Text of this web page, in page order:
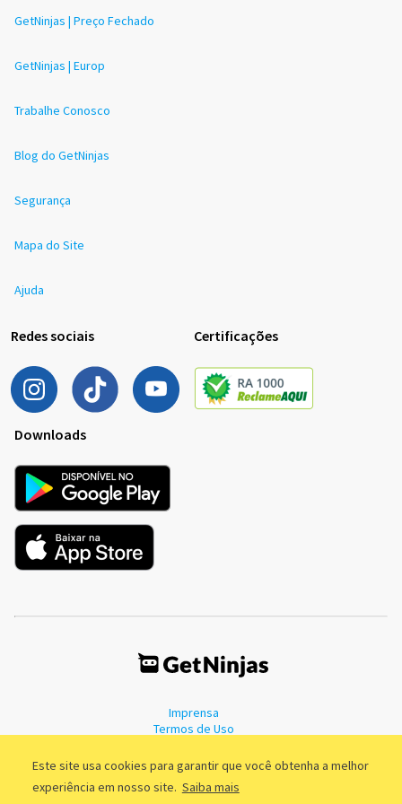
Este site usa cookies para garantir que você obtenha a melhor
experiência em nosso site. Saiba mais
GetNinjas | Preço Fechado
GetNinjas | Europ
Trabalhe Conosco
Blog do GetNinjas
Segurança
Mapa do Site
Ajuda
Redes sociais Certificações
Downloads
Imprensa
Termos de Uso